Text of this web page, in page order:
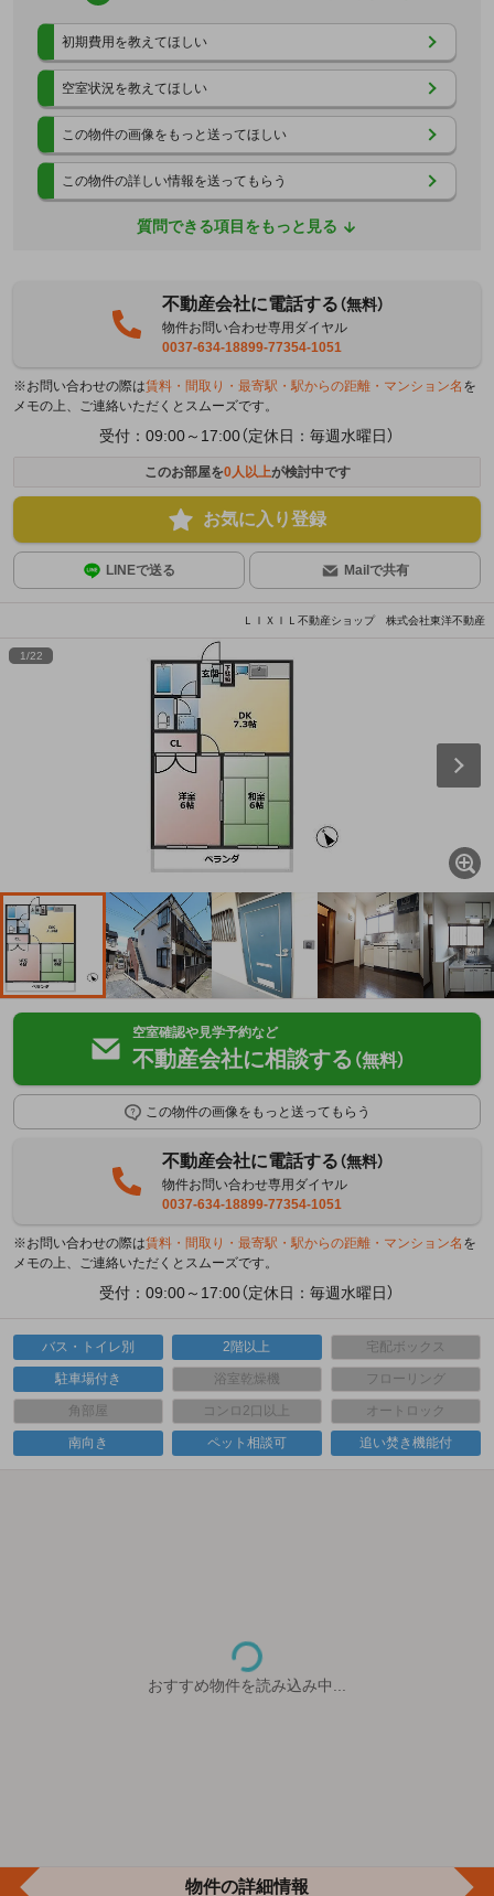
初期費用を教えてほしい
空室状況を教えてほしい
この物件の画像をもっと送ってほしい
この物件の詳しい情報を送ってもらう
質問できる項目をもっと見る
不動産会社に電話する（無料）
物件お問い合わせ専用ダイヤル
0037-634-18899-77354-1051
※お問い合わせの際は賃料・間取り・最寄駅・駅からの距離・マンション名 を
メモの上、ご連絡いただくとスムーズです。
受付：09:00～17:00（定休日：毎週水曜日）
このお部屋を0人以上が検討中です
お気に入り登録
LINEで送る Mailで共有
ＬＩＸＩＬ不動産ショップ 株式会社東洋不動産
1/22
空室確認や見学予約など
不動産会社に相談する （無料）
この物件の画像をもっと送ってもらう
不動産会社に電話する（無料）
物件お問い合わせ専用ダイヤル
0037-634-18899-77354-1051
※お問い合わせの際は賃料・間取り・最寄駅・駅からの距離・マンション名 を
メモの上、ご連絡いただくとスムーズです。
受付：09:00～17:00（定休日：毎週水曜日）
バス・トイレ別 2階以上 宅配ボックス
駐車場付き 浴室乾燥機 フローリング
角部屋 コンロ2口以上 オートロック
南向き ペット相談可 追い焚き機能付
おすすめ物件を読み込み中...
物件の詳細情報